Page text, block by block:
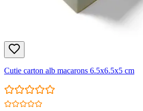
Cutie carton alb macarons 6.5x6.5x5 cm